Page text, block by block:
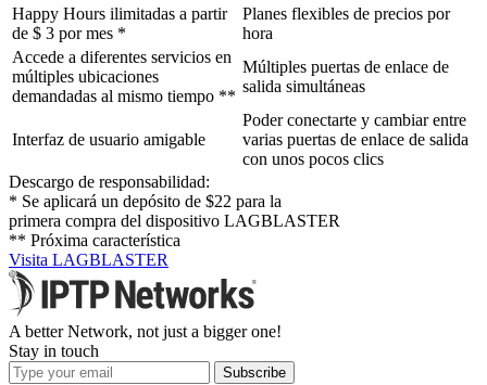
Happy Hours ilimitadas a partir
de $ 3 por mes *
Planes flexibles de precios por
hora
Accede a diferentes servicios en
múltiples ubicaciones
demandadas al mismo tiempo **
Múltiples puertas de enlace de
salida simultáneas
Interfaz de usuario amigable
Poder conectarte y cambiar entre
varias puertas de enlace de salida
con unos pocos clics
Descargo de responsabilidad:
* Se aplicará un depósito de $22 para la
primera compra del dispositivo LAGBLASTER
** Próxima característica
Visita LAGBLASTER
A better Network, not just a bigger one!
Stay in touch
Subscribe